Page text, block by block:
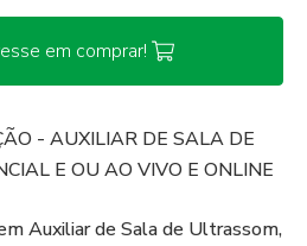
em comprar!
- AUXILIAR DE SALA DE
E OU AO VIVO E ONLINE
Auxiliar de Sala de Ultrassom,